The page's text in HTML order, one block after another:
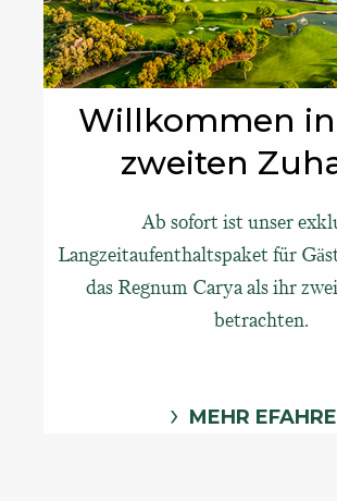
Willkommen
zweiten
Ab sofort ist unser
Langzeitaufenthaltspaket für
das Regnum Carya als ihr
betrachten.
MEHR